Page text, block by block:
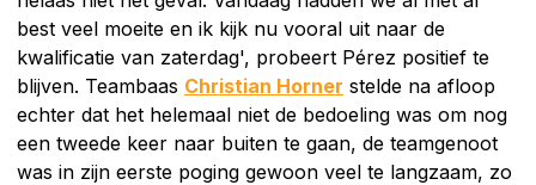
best veel moeite en ik kijk nu vooral uit naar de
kwalificatie van zaterdag', probeert Pérez positief te
blijven. Teambaas Christian Horner stelde na afloop
echter dat het helemaal niet de bedoeling was om nog
een tweede keer naar buiten te gaan, de teamgenoot
was in zijn eerste poging gewoon veel te langzaam, zo